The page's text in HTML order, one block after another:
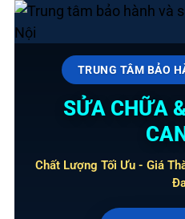
TRUNG TÂM BẢO
SỬA CHỮA
Chất Lượng Tối Ưu - Giá